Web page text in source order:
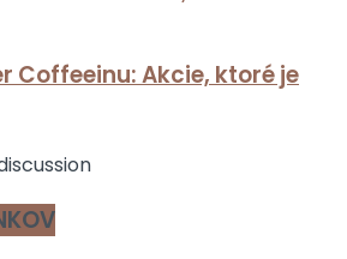
Coffeeinu: Akcie, ktoré je